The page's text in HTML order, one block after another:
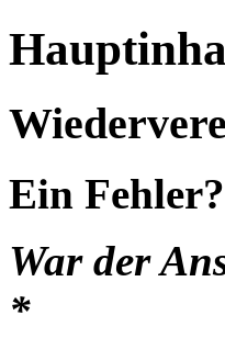
Ein Fehler?
War der
*